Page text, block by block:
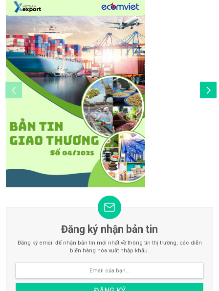
Đăng ký nhận bản tin
Đăng ký email để nhận bản tin mới nhất về thông tin thị trường, các diễn
biến hàng hóa xuất nhập khẩu.